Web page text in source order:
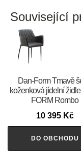
Související
​​​​​Dan-Form Tmavě
koženková jídelní
FORM Rombo
10 395 Kč
DO OBCHODU